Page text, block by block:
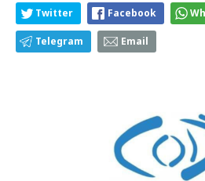
Twitter Facebook
Telegram Email